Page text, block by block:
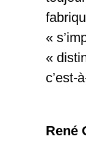
«
«
c’est-
René